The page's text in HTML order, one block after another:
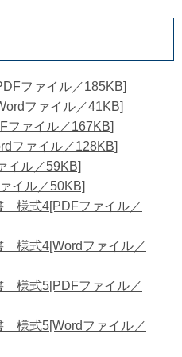
ファイル／185KB]
ファイル／41KB]
ファイル／167KB]
ファイル／128KB]
イル／59KB]
イル／50KB]
様式4[PDFファイル／
様式4[Wordファイル／
様式5[PDFファイル／
様式5[Wordファイル／